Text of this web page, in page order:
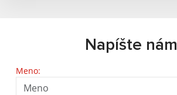
Napíšte nám
Meno: